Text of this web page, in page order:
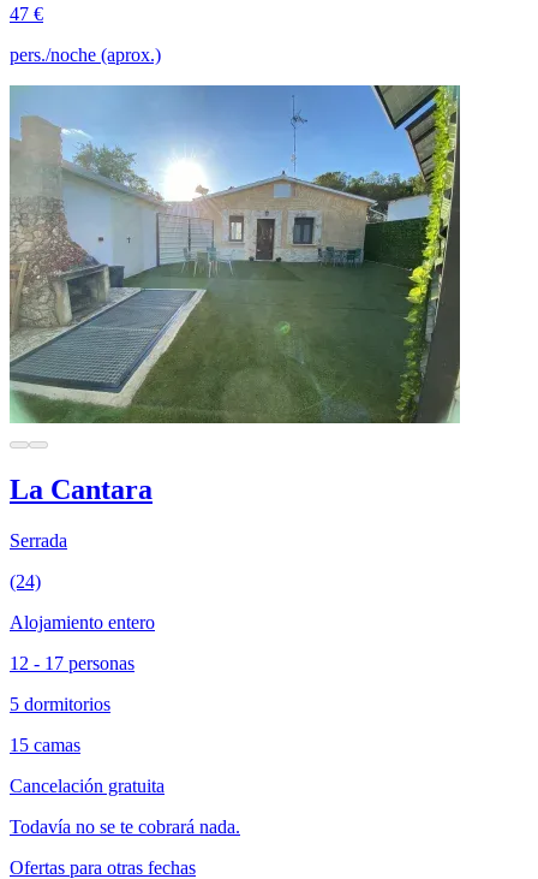
47 €
pers./noche (aprox.)
La Cantara
Serrada
(24)
Alojamiento entero
12 - 17 personas
5 dormitorios
15 camas
Cancelación gratuita
Todavía no se te cobrará nada.
Ofertas para otras fechas